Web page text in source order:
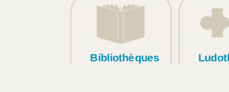
Bibliothèques